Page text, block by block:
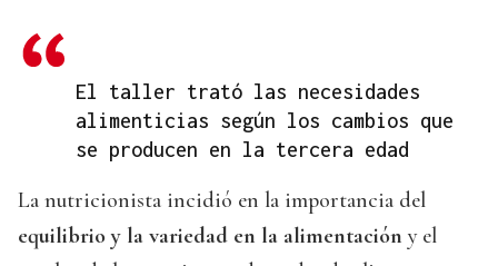
El taller trató las necesidades
alimenticias según los cambios que
se producen en la tercera edad
La nutricionista incidió en la importancia del
equilibrio y la variedad en la alimentación y el